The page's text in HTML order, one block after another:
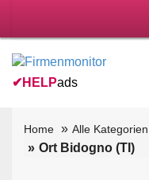
✔ HELPads
Home Alle Kategorien
Ort Bidogno (TI)